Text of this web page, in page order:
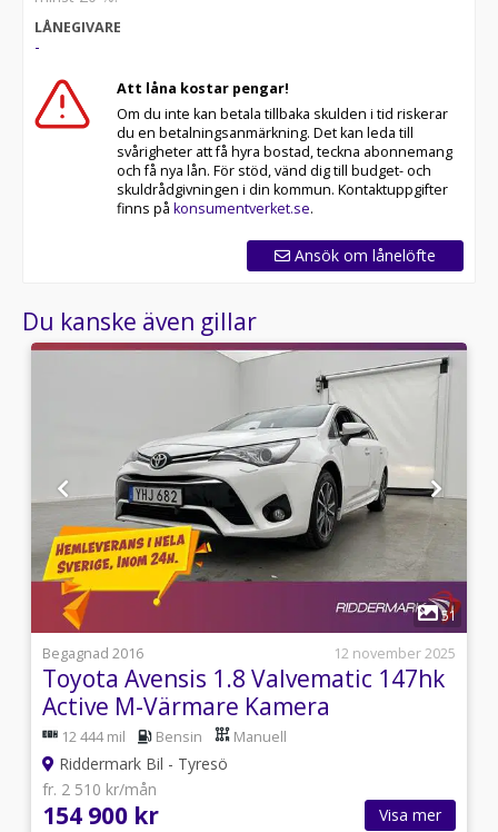
Med korta lagertider försvinner våra bilar snabbt! Ring
oss idag för att reservera din bil: 019-760 88 77. Vi
erbjuder även skräddarsydd finansiering och 14 dagars
fri försäkring från Folksam.
Se hur vi genomför våra tester här:
Telefontider:
Utrustning/Tillbehör:
Backkamera ,Elhissar fram och bak ,Elektriskt
elinfällbara speglar ,Farthållare ,Färddator
,Multifunktionsratt ,Rails ,Sidoairbag
,Tyg/Alcantaraklädsel ,Svensksåld ,Tonade rutor bak
bak,12V-uttag,AC och klimatanläggning,AUX-
ingång,AC,ISOFIX,USB-ingång,Touchskärm,Sätesvärme
fram,Svensksåld
LÅNEGIVARE
-
Att låna kostar pengar!
Om du inte kan betala tillbaka skulden i tid riskerar
du en betalningsanmärkning. Det kan leda till
svårigheter att få hyra bostad, teckna abonnemang
och få nya lån. För stöd, vänd dig till budget- och
skuldrådgivningen i din kommun. Kontaktuppgifter
finns på konsumentverket.se.
Ansök om lånelöfte
Du kanske även gillar
51
Begagnad 2016
12 november 2025
Toyota Avensis 1.8 Valvematic 147hk
Active M-Värmare Kamera
12 444 mil Bensin Manuell
Riddermark Bil - Tyresö
fr. 2 510 kr/mån
154 900 kr Visa mer